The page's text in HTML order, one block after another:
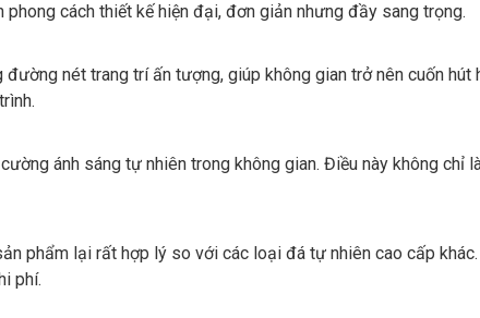
cách thiết kế hiện đại, đơn giản nhưng đầy sang trọng.
nét trang trí ấn tượng, giúp không gian trở nên cuốn hút
ánh sáng tự nhiên trong không gian. Điều này không chỉ
phẩm lại rất hợp lý so với các loại đá tự nhiên cao cấp
phí.